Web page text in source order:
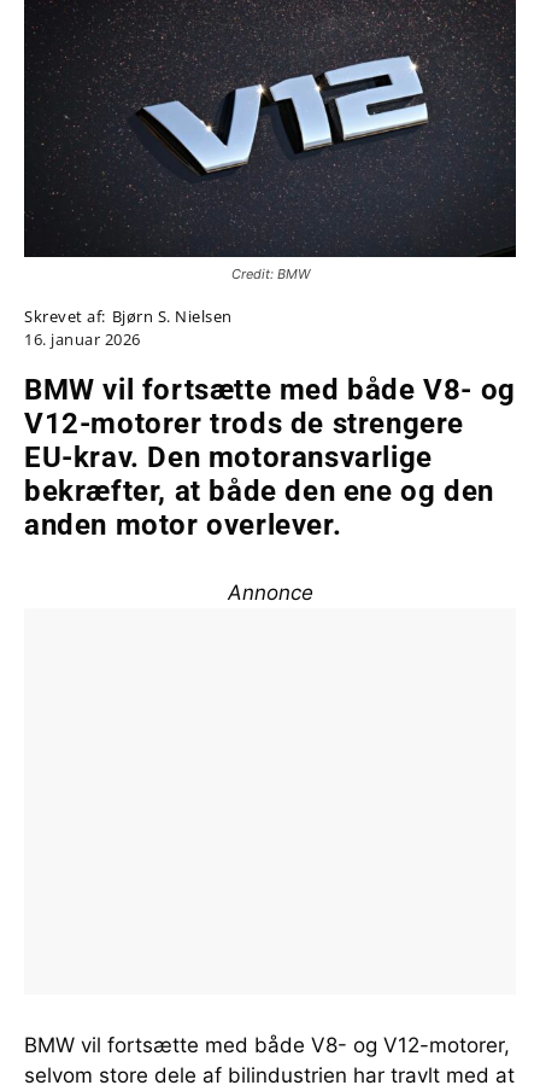
Credit: BMW
Skrevet af: Bjørn S. Nielsen
16. januar 2026
BMW vil fortsætte med både V8- og
V12-motorer trods de strengere
EU-krav. Den motoransvarlige
bekræfter, at både den ene og den
anden motor overlever.
Annonce
BMW vil fortsætte med både V8- og V12-motorer,
selvom store dele af bilindustrien har travlt med at